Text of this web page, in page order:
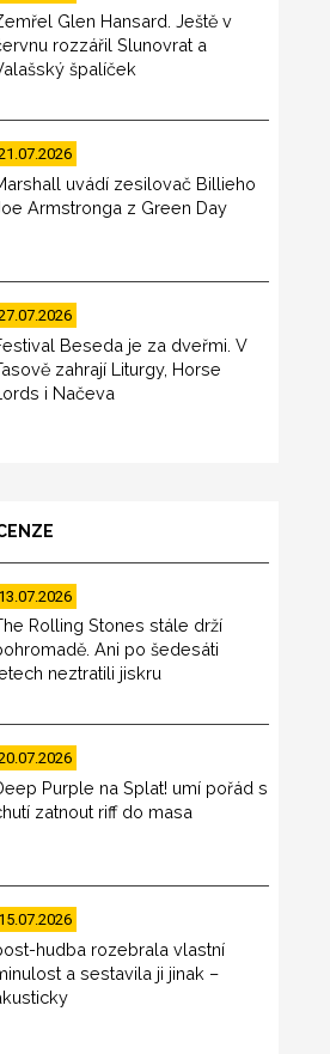
Glen Hansard. Ještě v
rozzářil Slunovrat a
špalíček
uvádí zesilovač Billieho
Armstronga z Green Day
Beseda je za dveřmi. V
zahrají Liturgy, Horse
i Načeva
13.07.2026
Rolling Stones stále drží
Ani po šedesáti
neztratili jiskru
Purple na Splat! umí pořád s
zatnout riff do masa
15.07.2026
hudba rozebrala vlastní
a sestavila ji jinak –